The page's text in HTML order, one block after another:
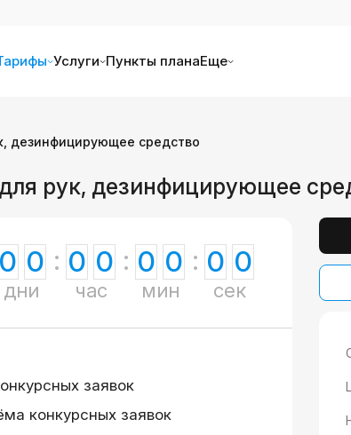
Услуги Пункты планаЕще
дезинфицирующее средство
рук, дезинфицирующее
0 0
дни
0 0
час
0 0
мин
0 0
сек
заявок
конкурсных заявок